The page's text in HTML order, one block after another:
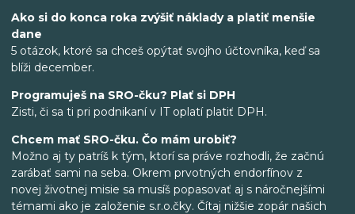
Ako si do konca roka zvýšiť náklady a platiť menšie
dane
5 otázok, ktoré sa chceš opýtať svojho účtovníka, keď sa
blíži december.
Programuješ na SRO-čku? Plať si DPH
Zisti, či sa ti pri podnikaní v IT oplatí platiť DPH.
Chcem mať SRO-čku. Čo mám urobiť?
Možno aj ty patríš k tým, ktorí sa práve rozhodli, že začnú
zarábať sami na seba. Okrem prvotných endorfínov z
novej životnej misie sa musíš popasovať aj s náročnejšími
témami ako je založenie s.r.o.čky. Čítaj nižšie zopár našich